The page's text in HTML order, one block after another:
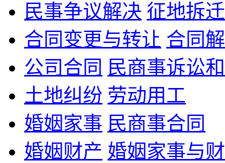
民事争议解决 征地拆
合同变更与转让 合同
公司合同 民商事诉讼
土地纠纷 劳动用工
婚姻家事 民商事合同
婚姻财产 婚姻家事与